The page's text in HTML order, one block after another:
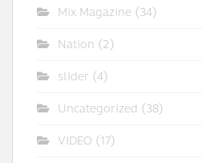
Mix Magazine (34)
Nation (2)
slider (4)
Uncategorized (38)
VIDEO (17)